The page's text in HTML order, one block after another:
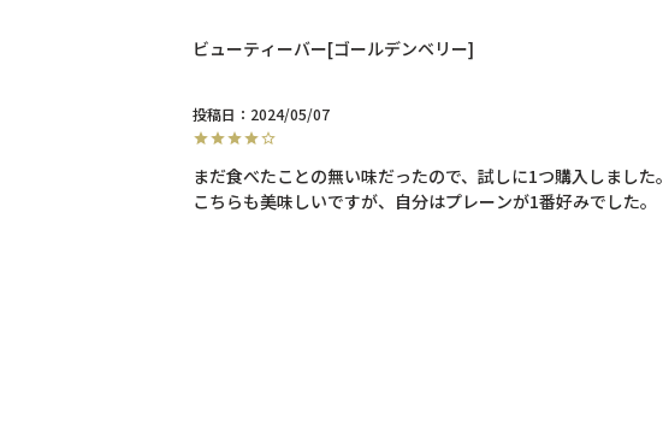
ビューティーバー[ゴールデンベリー]
投稿日 2024/05/07
まだ食べたことの無い味だったので、試しに1つ購入しました。
こちらも美味しいですが、自分はプレーンが1番好みでした。